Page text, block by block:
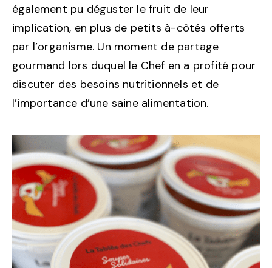
également pu déguster le fruit de leur
implication, en plus de petits à-côtés offerts
par l’organisme. Un moment de partage
gourmand lors duquel le Chef en a profité pour
discuter des besoins nutritionnels et de
l’importance d’une saine alimentation.